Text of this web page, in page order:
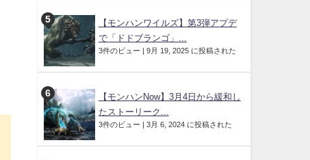
【モンハンワイルズ】第3弾アプデ
で「ドドブランゴ」...
3件のビュー | 9月 19, 2025 に投稿された
【モンハンNow】3月4日から緩和し
たストーリーク...
3件のビュー | 3月 6, 2024 に投稿された